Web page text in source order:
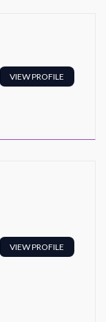
VIEW PROFILE
VIEW PROFILE